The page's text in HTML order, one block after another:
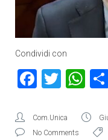
Condividi con
Com.Unica
No Comments